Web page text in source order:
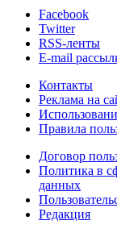
Facebook
Twitter
RSS-ленты
E-mail
Контакты
Реклама на
Правила
Договор
Политика в
данных
Редакция